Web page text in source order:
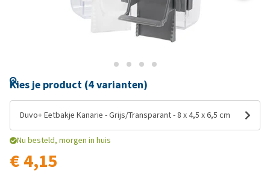
Kies je product (4 varianten)
Duvo+ Eetbakje Kanarie - Grijs/Transparant - 8 x 4,5 x 6,5 cm
Nu besteld, morgen in huis
€ 4,15